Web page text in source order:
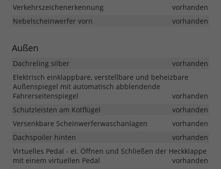
Verkehrszeichenerkennung
vorhanden
Nebelscheinwerfer vorn
vorhanden
Außen
Dachreling silber
vorhanden
Elektrisch einklappbare, verstellbare und beheizbare
Außenspiegel mit automatisch abblendende
Fahrerseitenspiegel
vorhanden
Schutzleisten am Kotflügel
vorhanden
Versenkbare Scheinwerferwaschanlagen
vorhanden
Dachspoiler hinten
vorhanden
Virtuelles Pedal - el. Öffnen und Schließen der Heckklappe
mit einem virtuellen Pedal
vorhanden